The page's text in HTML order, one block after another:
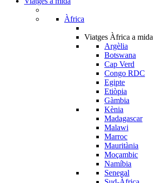
Àfrica
Viatges Àfrica a mida
Argèlia
Botswana
Cap Verd
Congo RDC
Egipte
Etiòpia
Gàmbia
Kènia
Madagascar
Malawi
Marroc
Mauritània
Moçambic
Namíbia
Senegal